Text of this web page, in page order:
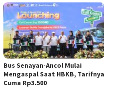
Bus Senayan-Ancol Mulai
Mengaspal Saat HBKB, Tarifnya
Cuma Rp3.500